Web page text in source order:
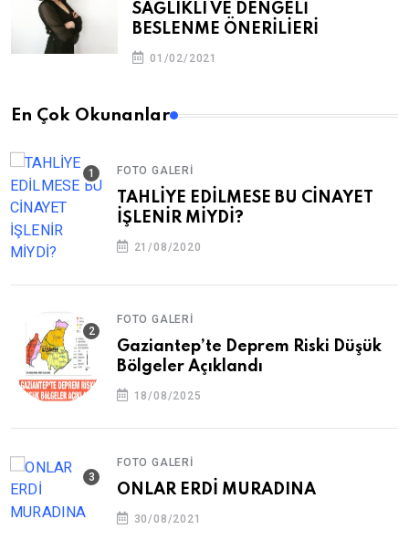
SAĞLIKLI VE DENGELİ
BESLENME ÖNERİLİERİ
01/02/2021
En Çok Okunanlar
FOTO GALERI
TAHLİYE EDİLMESE BU CİNAYET
İŞLENİR MİYDİ?
21/08/2020
FOTO GALERI
Gaziantep’te Deprem Riski Düşük
Bölgeler Açıklandı
18/08/2025
FOTO GALERI
ONLAR ERDİ MURADINA
30/08/2021